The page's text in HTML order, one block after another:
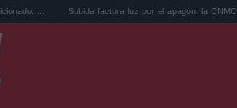
Subida factura luz por el apagón: la CNMC propone ...